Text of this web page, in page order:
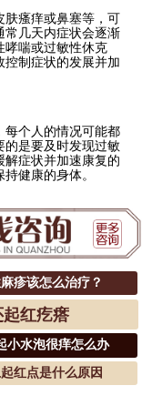
瘙痒或鼻塞等，可
常几天内症状会逐渐
哮喘或过敏性休克
控制症状的发展并加
个人的情况可能都
的是要及时发现过敏
解症状并加速康复的
健康的身体。
疹该怎么治疗？
红疙瘩
小水泡很痒怎么办
红点是什么原因